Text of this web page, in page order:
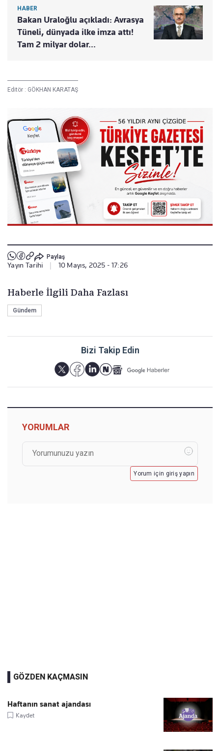
HABER
Bakan Uraloğlu açıkladı: Avrasya
Tüneli, dünyada ilke imza attı!
Tam 2 milyar dolar...
Editör : GÖKHAN KARATAŞ
Paylaş
Yayın Tarihi 10 Mayıs, 2025 - 17:26
Haberle İlgili Daha Fazlası
Gündem
Bizi Takip Edin
YORUMLAR
Yorum için giriş yapın
GÖZDEN KAÇMASIN
Haftanın sanat ajandası
Kaydet